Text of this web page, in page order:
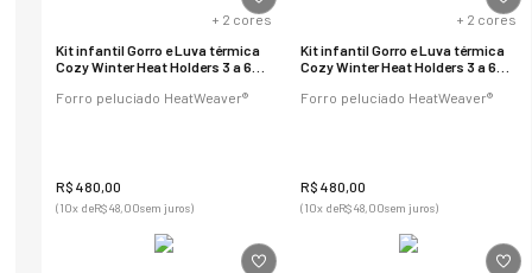
+ 2 cores
Kit infantil Gorro e Luva térmica
Cozy Winter Heat Holders 3 a 6
Forro peluciado HeatWeaver®
R$ 480 00
(10x deR$48,00sem juros)
+ 2 cores
Kit infantil Gorro e Luva térmica
Cozy Winter Heat Holders 3 a 6
Forro peluciado HeatWeaver®
R$ 480 00
(10x deR$48,00sem juros)